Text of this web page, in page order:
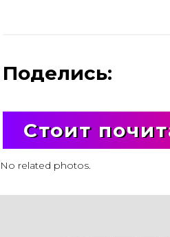
Поделись:
Стоит
No related photos.